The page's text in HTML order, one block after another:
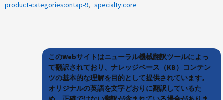
product-categories:ontap-9
specialty:core
このWebサイトはニューラル機械翻訳ツールによっ
て翻訳されており、ナレッジベース（KB）コンテン
ツの基本的な理解を目的として提供されています。
オリジナルの英語を文字どおりに翻訳しているた